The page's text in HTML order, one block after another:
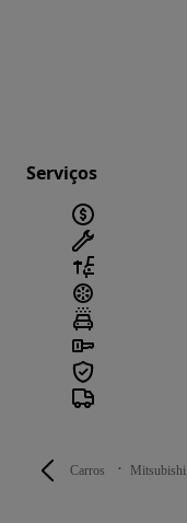
Carros Mitsubishi
Serviços